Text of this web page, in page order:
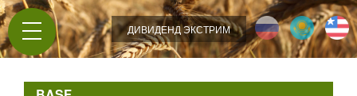
Jump to navigation
ДИВИДЕНД ЭКСТРИМ